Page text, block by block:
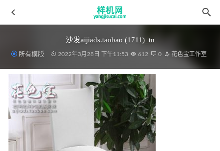
沙发aijiads.taobao (1711)_tn
所有模版 2022年3月28日 下午11:53 612 0 花色宝工作室
复制aijiads.taobao (1395)_625
2022-03-31
绗缝被aijiads.taobao (1483) 2022-03-19
蚊帐花色宝(2108)2
2022-03-19